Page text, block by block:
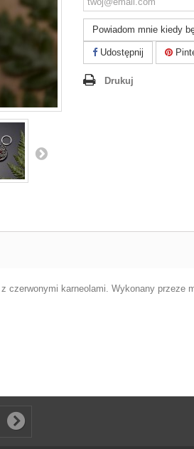
Powiadom mnie kiedy
Udostępnij
Drukuj
czerwonymi karneolami. Wykonany